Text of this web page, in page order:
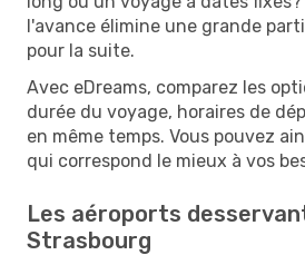
l'avance élimine une grande
pour la suite.
Avec eDreams, comparez les
durée du voyage, horaires de
en même temps. Vous pouvez
qui correspond le mieux à vos
Les aéroports
Strasbourg